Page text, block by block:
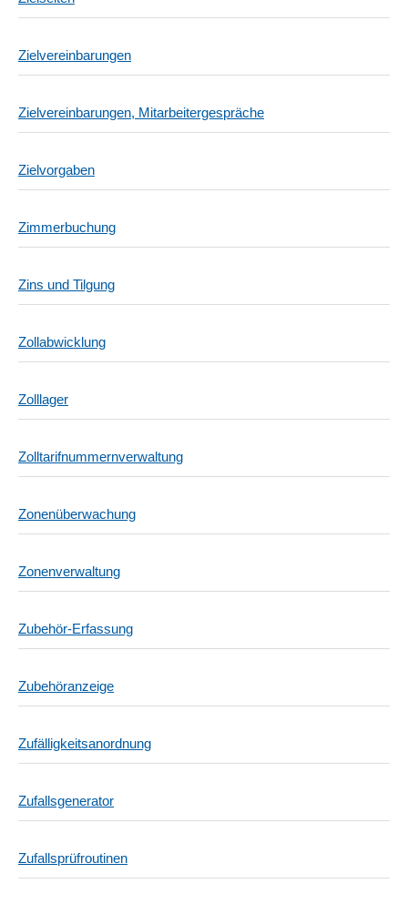
Zielvereinbarungen
Zielvereinbarungen, Mitarbeitergespräche
Zielvorgaben
Zimmerbuchung
Zins und Tilgung
Zollabwicklung
Zolllager
Zolltarifnummernverwaltung
Zonenüberwachung
Zonenverwaltung
Zubehör-Erfassung
Zubehöranzeige
Zufälligkeitsanordnung
Zufallsgenerator
Zufallsprüfroutinen